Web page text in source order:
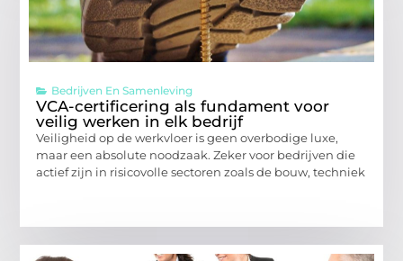
Bedrijven En Samenleving
VCA-certificering als fundament voor
veilig werken in elk bedrijf
Veiligheid op de werkvloer is geen overbodige luxe,
maar een absolute noodzaak. Zeker voor bedrijven die
actief zijn in risicovolle sectoren zoals de bouw, techniek